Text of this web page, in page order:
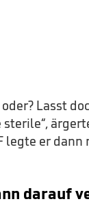
Lasst
legte er dann
darauf